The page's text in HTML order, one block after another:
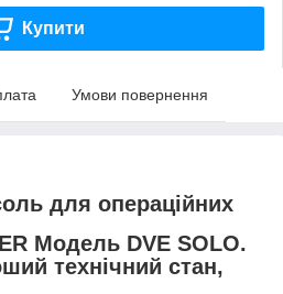
Купити
Умови повернення
для операційних
Модель DVE SOLO.
технічний стан,